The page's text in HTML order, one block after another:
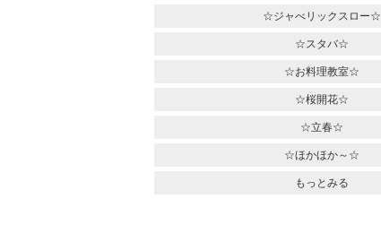
☆ジャべリックスロー☆
☆スタバ☆
☆お料理教室☆
☆桜開花☆
☆立春☆
☆ほかほか～☆
もっとみる